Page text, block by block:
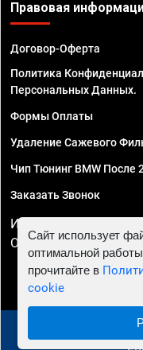
Правовая
Договор-Оферта
Политика
Персональных Данных.
Формы Оплаты
Удаление Сажевого
Чип Тюнинг BMW После
Заказать Звонок
ИП Смирнов Георгий
ОГРНИП
© 2010 - 2026 Чип
Сайт использует
оптимальной
прочитайте в
cookie